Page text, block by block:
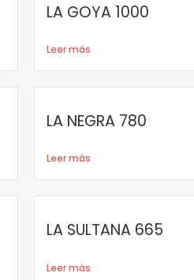
LA GOYA 1000
Leer más
LA NEGRA 780
Leer más
LA SULTANA 665
Leer más